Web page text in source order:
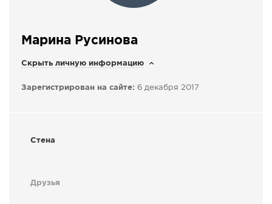
СТАТЬИ
ГОЛОСОВАНИЯ
Марина Русинова
Скрыть личную информацию
Зарегистрирован на сайте: 6 декабря 2017
Стена
Друзья